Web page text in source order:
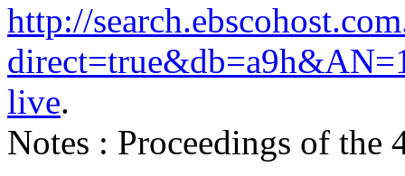
http://
live.
Notes : Proceedings of the